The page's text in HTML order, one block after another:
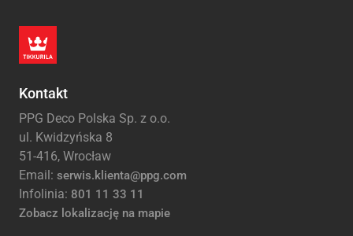
Kontakt
PPG Deco Polska Sp. z o.o.
ul. Kwidzyńska 8
51-416, Wrocław
Email: serwis.klienta@ppg.com
Infolinia: 801 11 33 11
Zobacz lokalizację na mapie